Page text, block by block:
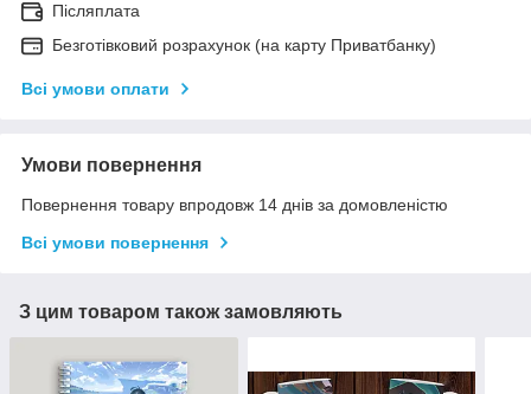
Післяплата
Безготівковий розрахунок (на карту Приватбанку)
Всі умови оплати
Умови повернення
Повернення товару впродовж 14 днів за домовленістю
Всі умови повернення
З цим товаром також замовляють